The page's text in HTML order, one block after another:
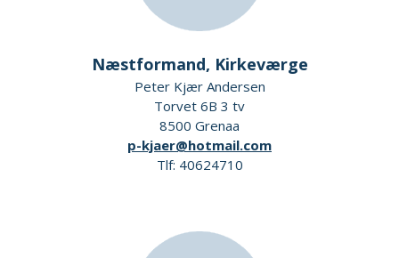
Næstformand, Kirkeværge
Peter Kjær Andersen
Torvet 6B 3 tv
8500 Grenaa
p-kjaer@hotmail.com
Tlf: 40624710